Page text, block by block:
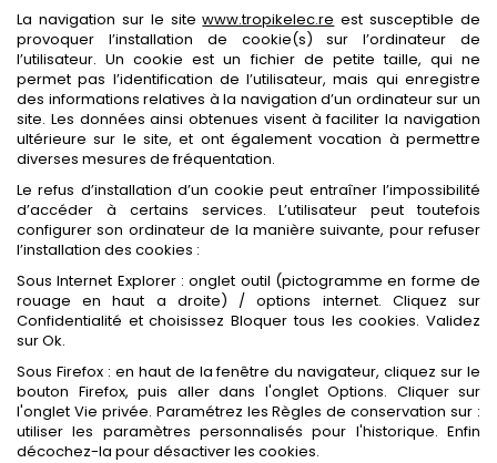
La navigation sur le sitewww.tropikelec.re est susceptible de
provoquer l’installation de cookie(s) sur l’ordinateur de
l’utilisateur. Un cookie est un fichier de petite taille, qui ne
permet pas l’identification de l’utilisateur, mais qui enregistre
des informations relatives à la navigation d’un ordinateur sur un
site. Les données ainsi obtenues visent à faciliter la navigation
ultérieure sur le site, et ont également vocation à permettre
diverses mesures de fréquentation.
Le refus d’installation d’un cookie peut entraîner l’impossibilité
d’accéder à certains services. L’utilisateur peut toutefois
configurer son ordinateur de la manière suivante, pour refuser
l’installation des cookies :
Sous Internet Explorer : onglet outil (pictogramme en forme de
rouage en haut a droite) / options internet. Cliquez sur
Confidentialité et choisissez Bloquer tous les cookies. Validez
sur Ok.
Sous Firefox : en haut de la fenêtre du navigateur, cliquez sur le
bouton Firefox, puis aller dans l'onglet Options. Cliquer sur
l'onglet Vie privée. Paramétrez les Règles de conservation sur :
utiliser les paramètres personnalisés pour l'historique. Enfin
décochez-la pour désactiver les cookies.